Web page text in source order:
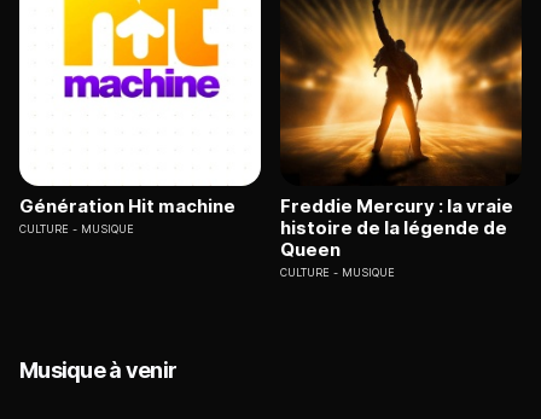
Génération Hit machine
CULTURE MUSIQUE
Freddie Mercury : la vraie
histoire de la légende de
Queen
CULTURE MUSIQUE
Musique à venir